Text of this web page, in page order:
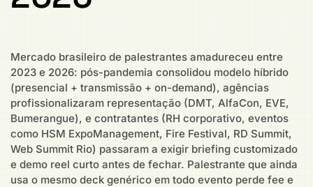
Mercado brasileiro de palestrantes amadureceu entre
2023 e 2026: pós-pandemia consolidou modelo híbrido
(presencial + transmissão + on-demand), agências
profissionalizaram representação (DMT, AlfaCon, EVE,
Bumerangue), e contratantes (RH corporativo, eventos
como HSM ExpoManagement, Fire Festival, RD Summit,
Web Summit Rio) passaram a exigir briefing customizado
e demo reel curto antes de fechar. Palestrante que ainda
usa o mesmo deck genérico em todo evento perde fee e